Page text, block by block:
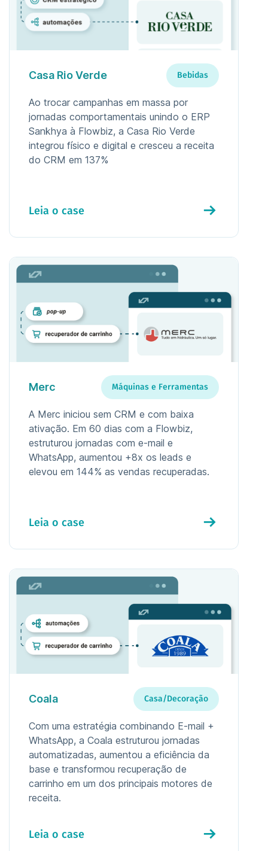
Casa Rio Verde Bebidas
Ao trocar campanhas em massa por
jornadas comportamentais unindo o ERP
Sankhya à Flowbiz, a Casa Rio Verde
integrou físico e digital e cresceu a receita
do CRM em 137%
Leia o case
Merc Máquinas e Ferramentas
A Merc iniciou sem CRM e com baixa
ativação. Em 60 dias com a Flowbiz,
estruturou jornadas com e-mail e
WhatsApp, aumentou +8x os leads e
elevou em 144% as vendas recuperadas.
Leia o case
Coala Casa/Decoração
Com uma estratégia combinando E-mail +
WhatsApp, a Coala estruturou jornadas
automatizadas, aumentou a eficiência da
base e transformou recuperação de
carrinho em um dos principais motores de
receita.
Leia o case